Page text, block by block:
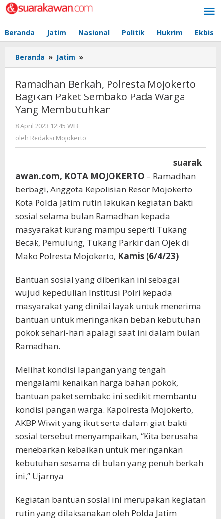
Lewati
ke
Beranda Jatim Nasional Politik Hukrim Ekbis
Beranda » Jatim »
Berkah,
Polresta
Mojokerto
Bagikan
Paket
Warga
Yang
Ramadhan Berkah, Polresta Mojokerto
Bagikan Paket Sembako Pada Warga
Yang Membutuhkan
8 April 2023 12:45 WIB
Redaksi
oleh Redaksi Mojokerto
suarak
awan.com, KOTA MOJOKERTO – Ramadhan
berbagi, Anggota Kepolisian Resor Mojokerto
Kota Polda Jatim rutin lakukan kegiatan bakti
sosial selama bulan Ramadhan kepada
masyarakat kurang mampu seperti Tukang
Becak, Pemulung, Tukang Parkir dan Ojek di
Mako Polresta Mojokerto, Kamis (6/4/23)
Bantuan sosial yang diberikan ini sebagai
wujud kepedulian Institusi Polri kepada
masyarakat yang dinilai layak untuk menerima
bantuan untuk meringankan beban kebutuhan
pokok sehari-hari apalagi saat ini dalam bulan
Ramadhan.
Melihat kondisi lapangan yang tengah
mengalami kenaikan harga bahan pokok,
bantuan paket sembako ini sedikit membantu
kondisi pangan warga. Kapolresta Mojokerto,
AKBP Wiwit yang ikut serta dalam giat bakti
sosial tersebut menyampaikan, “Kita berusaha
menebarkan kebaikan untuk meringankan
kebutuhan sesama di bulan yang penuh berkah
ini,” Ujarnya
Kegiatan bantuan sosial ini merupakan kegiatan
rutin yang dilaksanakan oleh Polda Jatim